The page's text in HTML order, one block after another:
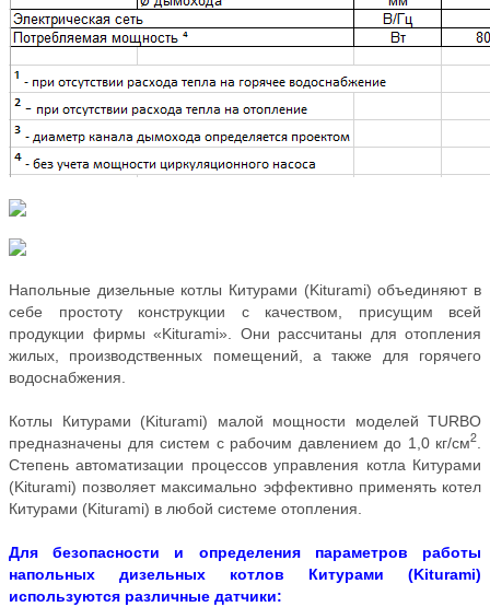
Напольные дизельные котлы Китурами (Kiturami) объединяют в
себе простоту конструкции с качеством, присущим всей
продукции фирмы «Kiturami». Они рассчитаны для отопления
жилых, производственных помещений, а также для горячего
водоснабжения.
Котлы Китурами (Kiturami) малой мощности моделей TURBO
предназначены для систем с рабочим давлением до 1,0 кг/см2
Степень автоматизации процессов управления котла Китурами
(Kiturami) позволяет максимально эффективно применять котел
Китурами (Kiturami) в любой системе отопления.
Для безопасности и определения параметров работы
напольных дизельных котлов Китурами (Kiturami)
используются различные датчики: